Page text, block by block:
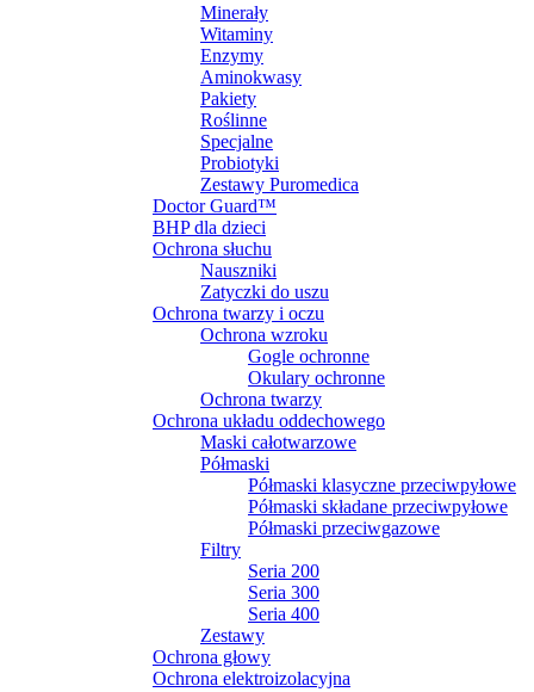
Minerały
Witaminy
Enzymy
Aminokwasy
Pakiety
Roślinne
Specjalne
Probiotyki
Zestawy Puromedica
Doctor Guard™
BHP dla dzieci
Ochrona słuchu
Nauszniki
Zatyczki do uszu
Ochrona twarzy i oczu
Ochrona wzroku
Gogle ochronne
Okulary ochronne
Ochrona twarzy
Ochrona układu oddechowego
Maski całotwarzowe
Półmaski
Półmaski klasyczne przeciwpyłowe
Półmaski składane przeciwpyłowe
Półmaski przeciwgazowe
Filtry
Seria 200
Seria 300
Seria 400
Zestawy
Ochrona głowy
Ochrona elektroizolacyjna